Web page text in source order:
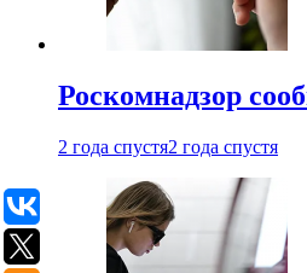
Роскомнадзор
2 года спустя2 года спустя